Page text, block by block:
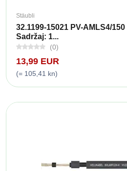
Stäubli
32.1199-15021 PV-AMLS4/
Sadržaj: 1...
(0)
13,99 EUR
(= 105,41 kn)